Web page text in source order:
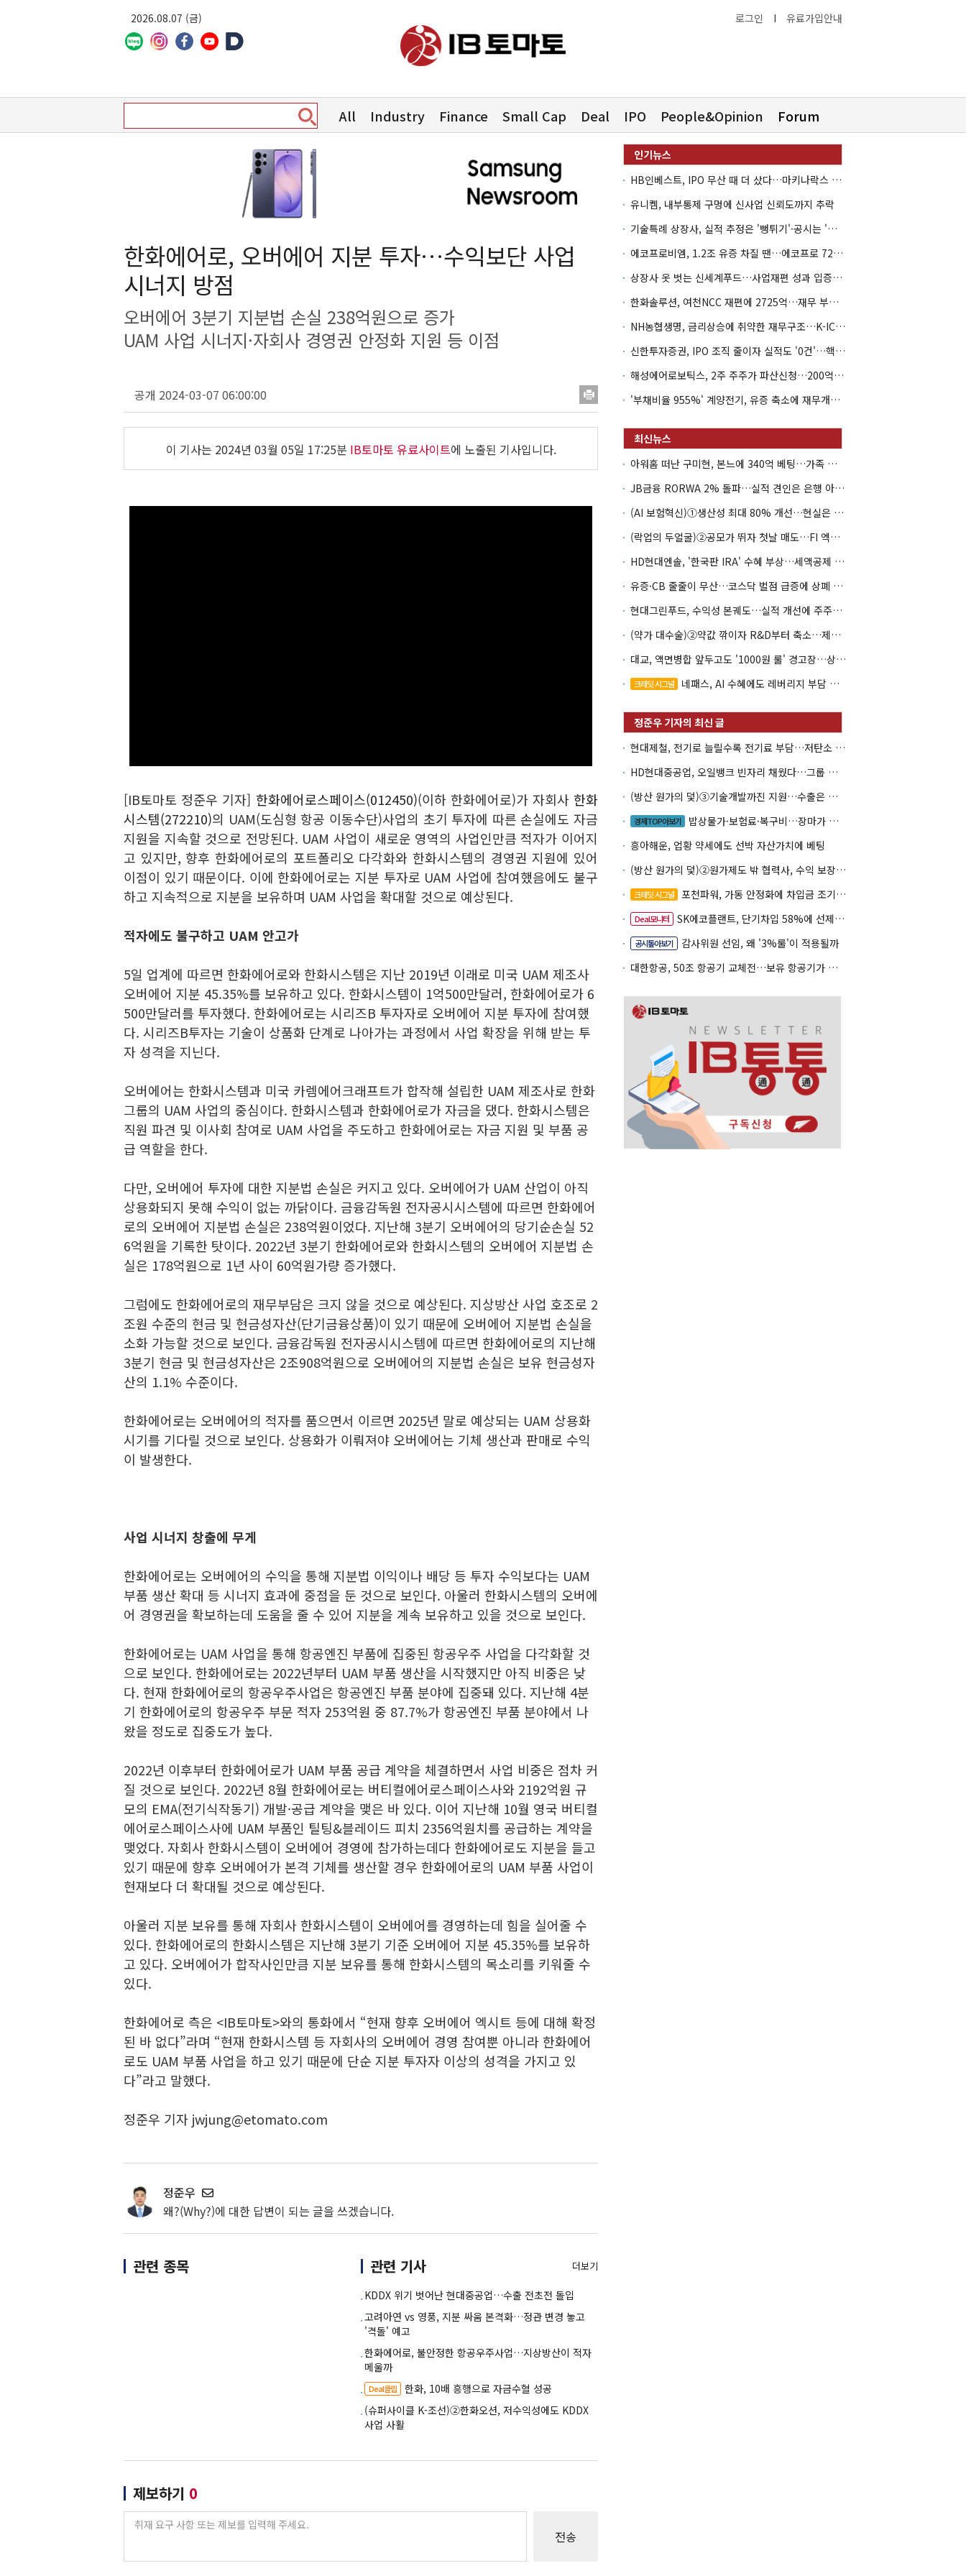
2026.08.07 (금) 로그인 I 유료가입안내
All Industry Finance Small Cap Deal IPO People&Opinion Forum
한화에어로, 오버에어 지분 투자…수익보단 사업
시너지 방점
오버에어 3분기 지분법 손실 238억원으로 증가
UAM 사업 시너지·자회사 경영권 안정화 지원 등 이점
공개 2024-03-07 06:00:00
이 기사는 2024년 03월 05일 17:25분 IB토마토 유료사이트에 노출된 기사입니다.
[IB토마토 정준우 기자] 한화에어로스페이스(012450)(이하 한화에어로)가 자회사 한화
시스템(272210)의 UAM(도심형 항공 이동수단)사업의 초기 투자에 따른 손실에도 자금
지원을 지속할 것으로 전망된다. UAM 사업이 새로운 영역의 사업인만큼 적자가 이어지
고 있지만, 향후 한화에어로의 포트폴리오 다각화와 한화시스템의 경영권 지원에 있어
이점이 있기 때문이다. 이에 한화에어로는 지분 투자로 UAM 사업에 참여했음에도 불구
하고 지속적으로 지분을 보유하며 UAM 사업을 확대할 것으로 예상된다.
적자에도 불구하고 UAM 안고가
5일 업계에 따르면 한화에어로와 한화시스템은 지난 2019년 이래로 미국 UAM 제조사
오버에어 지분 45.35%를 보유하고 있다. 한화시스템이 1억500만달러, 한화에어로가 6
500만달러를 투자했다. 한화에어로는 시리즈B 투자자로 오버에어 지분 투자에 참여했
다. 시리즈B투자는 기술이 상품화 단계로 나아가는 과정에서 사업 확장을 위해 받는 투
자 성격을 지닌다.
오버에어는 한화시스템과 미국 카렘에어크래프트가 합작해 설립한 UAM 제조사로 한화
그룹의 UAM 사업의 중심이다. 한화시스템과 한화에어로가 자금을 댔다. 한화시스템은
직원 파견 및 이사회 참여로 UAM 사업을 주도하고 한화에어로는 자금 지원 및 부품 공
급 역할을 한다.
다만, 오버에어 투자에 대한 지분법 손실은 커지고 있다. 오버에어가 UAM 산업이 아직
상용화되지 못해 수익이 없는 까닭이다. 금융감독원 전자공시시스템에 따르면 한화에어
로의 오버에어 지분법 손실은 238억원이었다. 지난해 3분기 오버에어의 당기순손실 52
6억원을 기록한 탓이다. 2022년 3분기 한화에어로와 한화시스템의 오버에어 지분법 손
실은 178억원으로 1년 사이 60억원가량 증가했다.
그럼에도 한화에어로의 재무부담은 크지 않을 것으로 예상된다. 지상방산 사업 호조로 2
조원 수준의 현금 및 현금성자산(단기금융상품)이 있기 때문에 오버에어 지분법 손실을
소화 가능할 것으로 보인다. 금융감독원 전자공시시스템에 따르면 한화에어로의 지난해
3분기 현금 및 현금성자산은 2조908억원으로 오버에어의 지분법 손실은 보유 현금성자
산의 1.1% 수준이다.
한화에어로는 오버에어의 적자를 품으면서 이르면 2025년 말로 예상되는 UAM 상용화
시기를 기다릴 것으로 보인다. 상용화가 이뤄져야 오버에어는 기체 생산과 판매로 수익
이 발생한다.
사업 시너지 창출에 무게
한화에어로는 오버에어의 수익을 통해 지분법 이익이나 배당 등 투자 수익보다는 UAM
부품 생산 확대 등 시너지 효과에 중점을 둔 것으로 보인다. 아울러 한화시스템의 오버에
어 경영권을 확보하는데 도움을 줄 수 있어 지분을 계속 보유하고 있을 것으로 보인다.
한화에어로는 UAM 사업을 통해 항공엔진 부품에 집중된 항공우주 사업을 다각화할 것
으로 보인다. 한화에어로는 2022년부터 UAM 부품 생산을 시작했지만 아직 비중은 낮
다. 현재 한화에어로의 항공우주사업은 항공엔진 부품 분야에 집중돼 있다. 지난해 4분
기 한화에어로의 항공우주 부문 적자 253억원 중 87.7%가 항공엔진 부품 분야에서 나
왔을 정도로 집중도가 높다.
2022년 이후부터 한화에어로가 UAM 부품 공급 계약을 체결하면서 사업 비중은 점차 커
질 것으로 보인다. 2022년 8월 한화에어로는 버티컬에어로스페이스사와 2192억원 규
모의 EMA(전기식작동기) 개발·공급 계약을 맺은 바 있다. 이어 지난해 10월 영국 버티컬
에어로스페이스사에 UAM 부품인 틸팅&블레이드 피치 2356억원치를 공급하는 계약을
맺었다. 자회사 한화시스템이 오버에어 경영에 참가하는데다 한화에어로도 지분을 들고
있기 때문에 향후 오버에어가 본격 기체를 생산할 경우 한화에어로의 UAM 부품 사업이
현재보다 더 확대될 것으로 예상된다.
아울러 지분 보유를 통해 자회사 한화시스템이 오버에어를 경영하는데 힘을 실어줄 수
있다. 한화에어로의 한화시스템은 지난해 3분기 기준 오버에어 지분 45.35%를 보유하
고 있다. 오버에어가 합작사인만큼 지분 보유를 통해 한화시스템의 목소리를 키워줄 수
있다.
한화에어로 측은 <IB토마토>와의 통화에서 “현재 향후 오버에어 엑시트 등에 대해 확정
된 바 없다”라며 “현재 한화시스템 등 자회사의 오버에어 경영 참여뿐 아니라 한화에어
로도 UAM 부품 사업을 하고 있기 때문에 단순 지분 투자자 이상의 성격을 가지고 있
다”라고 말했다.
정준우 기자 jwjung@etomato.com
정준우
왜?(Why?)에 대한 답변이 되는 글을 쓰겠습니다.
관련 종목 관련 기사 더보기
KDDX 위기 벗어난 현대중공업…수출 전초전 돌입
고려아연 vs 영풍, 지분 싸움 본격화…정관 변경 놓고
'격돌' 예고
한화에어로, 불안정한 항공우주사업…지상방산이 적자
메울까
Deal클립
한화, 10배 흥행으로 자금수혈 성공
(슈퍼사이클 K-조선)②한화오션, 저수익성에도 KDDX
사업 사활
제보하기 0
HB인베스트, IPO 무산 때 더 샀다…마키나락스 투자 2.7배 회수
유니켐, 내부통제 구멍에 신사업 신뢰도까지 추락
기술특례 상장사, 실적 추정은 '뻥튀기'·공시는 '누락'
에코프로비엠, 1.2조 유증 차질 땐…에코프로 7270억 '독박'
상장사 옷 벗는 신세계푸드…사업재편 성과 입증할까
한화솔루션, 여천NCC 재편에 2725억…재무 부담 커지나
NH농협생명, 금리상승에 취약한 재무구조…K-ICS 변동성 '주의보'
신한투자증권, IPO 조직 줄이자 실적도 '0건'…핵심 인력까지 이탈
해성에어로보틱스, 2주 주주가 파산신청…200억 CB 분쟁 확산
'부채비율 955%' 계양전기, 유증 축소에 재무개선 효과 '뚝'
아워홈 떠난 구미현, 본느에 340억 베팅…가족 지배체제 구축
JB금융 RORWA 2% 돌파…실적 견인은 은행 아닌 캐피탈
(AI 보험혁신)①생산성 최대 80% 개선…현실은 '실행 격차'
(락업의 두얼굴)②공모가 뛰자 첫날 매도…FI 엑시트 전략 갈렸다
HD현대엔솔, '한국판 IRA' 수혜 부상…세액공제 선택이 변수
유증·CB 줄줄이 무산…코스닥 벌점 급증에 상폐 압박
현대그린푸드, 수익성 본궤도…실적 개선에 주주환원까지
(약가 대수술)②약값 깎이자 R&D부터 축소…제약업계 비상경영 돌입
대교, 액면병합 앞두고도 '1000원 룰' 경고장…상장유지 시험대
크레딧 시그널 네패스, AI 수혜에도 레버리지 부담 여전
현대제철, 전기로 늘릴수록 전기료 부담…저탄소 전환의 역설
HD현대중공업, 오일뱅크 빈자리 채웠다…그룹 배당 핵심축 부상
(방산 원가의 덫)③기술개발까진 지원…수출은 각자도생
경제TOP아보기
밥상물가·보험료·복구비…장마가 내미는 청구서
흥아해운, 업황 약세에도 선박 자산가치에 베팅
(방산 원가의 덫)②원가제도 밖 협력사, 수익 보장도 협상력도 없다
크레딧 시그널 포천파워, 가동 안정화에 차입금 조기상환 속도
Deal모니터 SK에코플랜트, 단기차입 58%에 선제 차환 카드
공시톺아보기
감사위원 선임, 왜 '3%룰'이 적용될까
대한항공, 50조 항공기 교체전…보유 항공기가 조달 카드